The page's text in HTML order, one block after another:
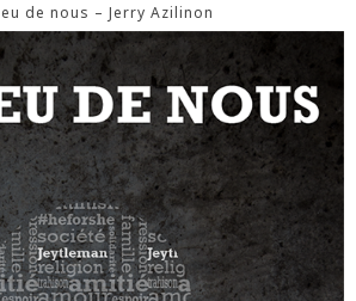
de nous – Jerry Azilinon